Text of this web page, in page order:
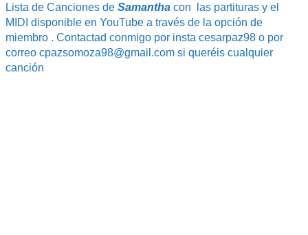
Lista de Canciones de Samantha con las partituras y el
MIDI disponible en YouTube a través de la opción de
miembro . Contactad conmigo por insta cesarpaz98 o por
correo cpazsomoza98@gmail.com si queréis cualquier
canción